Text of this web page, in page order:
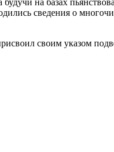
на базах
сведения о
своим указом